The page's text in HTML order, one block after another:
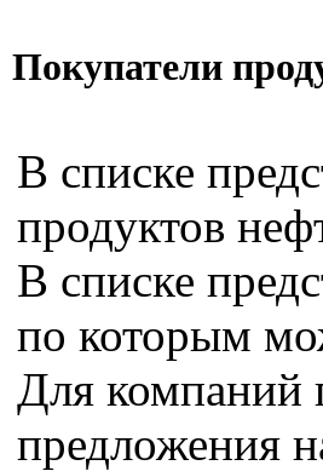
Покупатели
В списке
продуктов
В списке
по которым
Для компаний
предложения